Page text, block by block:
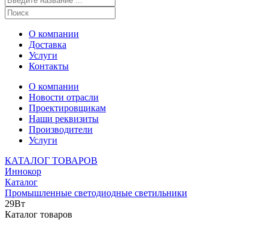
О компании
Доставка
Услуги
Контакты
О компании
Новости отрасли
Проектировщикам
Наши реквизиты
Производители
Услуги
КАТАЛОГ ТОВАРОВ
Иннокор
Каталог
Промышленные светодиодные светильники
29Вт
Каталог товаров